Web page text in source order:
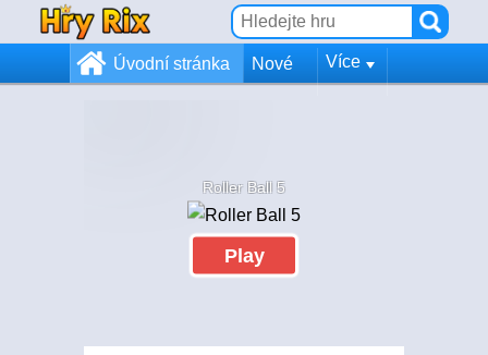
Úvodní stránka Nové Více
Roller Ball 5
Play